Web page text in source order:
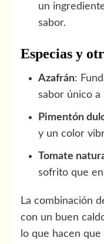
un
sabor.
Especias y
Azafrán:
sabor único a
Pimentón
y un color
Tomate
sofrito que
La combinación
con un buen
lo que hacen que